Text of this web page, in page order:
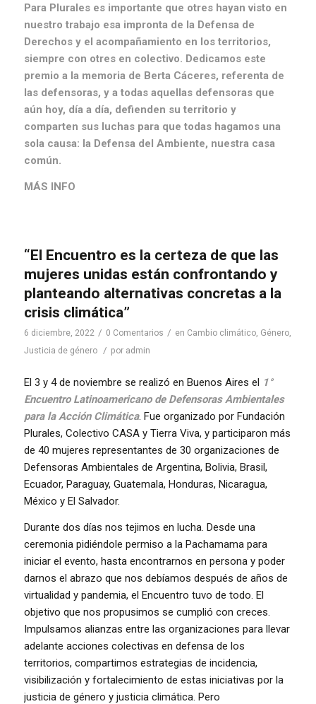
Para Plurales es importante que otres hayan visto en
nuestro trabajo esa impronta de la Defensa de
Derechos y el acompañamiento en los territorios,
siempre con otres en colectivo. Dedicamos este
premio a la memoria de Berta Cáceres, referenta de
las defensoras, y a todas aquellas defensoras que
aún hoy, día a día, defienden su territorio y
comparten sus luchas para que todas hagamos una
sola causa: la Defensa del Ambiente, nuestra casa
común.
MÁS INFO
“El Encuentro es la certeza de que las
mujeres unidas están confrontando y
planteando alternativas concretas a la
crisis climática”
6 diciembre, 2022 / 0 Comentarios / en Cambio climático, Género,
Justicia de género
/ por admin
El 3 y 4 de noviembre se realizó en Buenos Aires el 1°
Encuentro Latinoamericano de Defensoras Ambientales
para la Acción Climática. Fue organizado por Fundación
Plurales, Colectivo CASA y Tierra Viva, y participaron más
de 40 mujeres representantes de 30 organizaciones de
Defensoras Ambientales de Argentina, Bolivia, Brasil,
Ecuador, Paraguay, Guatemala, Honduras, Nicaragua,
México y El Salvador.
Durante dos días nos tejimos en lucha. Desde una
ceremonia pidiéndole permiso a la Pachamama para
iniciar el evento, hasta encontrarnos en persona y poder
darnos el abrazo que nos debíamos después de años de
virtualidad y pandemia, el Encuentro tuvo de todo. El
objetivo que nos propusimos se cumplió con creces.
Impulsamos alianzas entre las organizaciones para llevar
adelante acciones colectivas en defensa de los
territorios, compartimos estrategias de incidencia,
visibilización y fortalecimiento de estas iniciativas por la
justicia de género y justicia climática. Pero